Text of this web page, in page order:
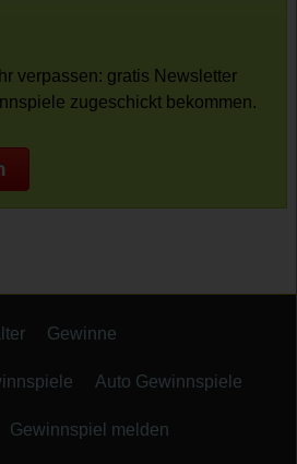
verpassen: gratis Newsletter
zugeschickt bekommen.
Gewinne
Auto Gewinnspiele
Gewinnspiel melden